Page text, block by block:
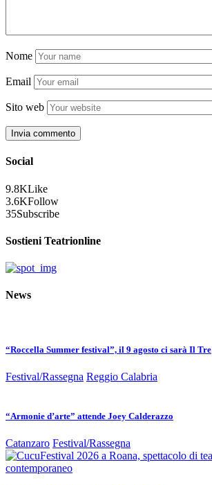
Nome
Email
Sito web
Social
9.8KLike
3.6KFollow
35Subscribe
Sostieni Teatrionline
News
“Roccella Summer festival”, il 9 agosto ci sarà Il Tre
Festival/Rassegna Reggio Calabria
“Armonie d’arte” attende Joey Calderazzo
Catanzaro Festival/Rassegna